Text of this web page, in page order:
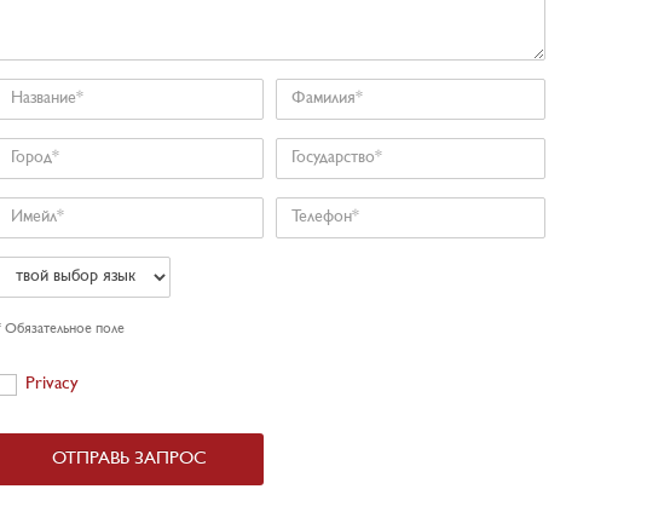
Название Фамилия
Город Государство
Имейл Телефон
твой
Обязательное поле
Privacy
Privacy
ОТПРАВЬ ЗАПРОС